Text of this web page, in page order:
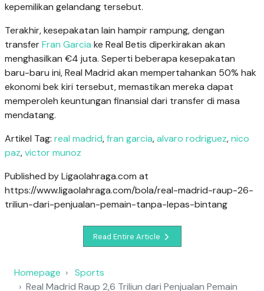
kepemilikan gelandang tersebut.
Terakhir, kesepakatan lain hampir rampung, dengan
transferFran Garcia ke Real Betis diperkirakan akan
menghasilkan €4 juta. Seperti beberapa kesepakatan
baru-baru ini, Real Madrid akan mempertahankan 50% hak
ekonomi bek kiri tersebut, memastikan mereka dapat
memperoleh keuntungan finansial dari transfer di masa
mendatang.
Artikel Tag: real madrid,fran garcia,alvaro rodriguez,nico
paz,victor munoz
Published by Ligaolahraga.com at
https://www.ligaolahraga.com/bola/real-madrid-raup-26-
triliun-dari-penjualan-pemain-tanpa-lepas-bintang
Read Entire Article
Homepage
Sports
Real Madrid Raup 2,6 Triliun dari Penjualan Pemain